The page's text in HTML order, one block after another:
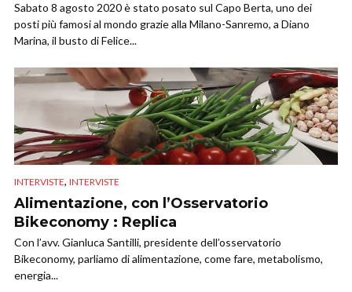
Sabato 8 agosto 2020 è stato posato sul Capo Berta, uno dei
posti più famosi al mondo grazie alla Milano-Sanremo, a Diano
Marina, il busto di Felice...
INTERVISTE, INTERVISTE
Alimentazione, con l’Osservatorio
Bikeconomy : Replica
Con l’avv. Gianluca Santilli, presidente dell’osservatorio
Bikeconomy, parliamo di alimentazione, come fare, metabolismo,
energia...